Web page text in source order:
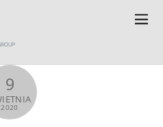
9
2020